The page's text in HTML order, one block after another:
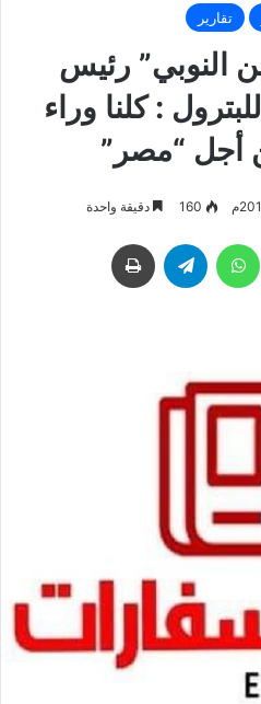
تقارير
النوبي” رئيس
: كلنا وراء
أجل “مصر”
160 دقيقة واحدة